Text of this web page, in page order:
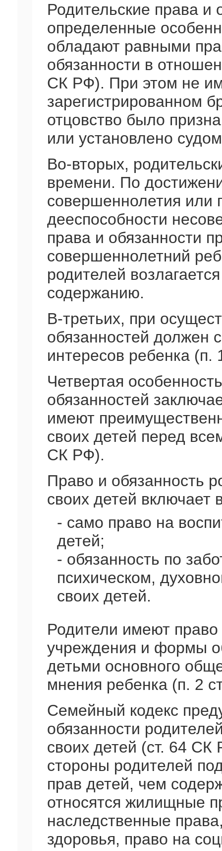
Родительские права и
определенные
обладают равными
обязанности в
СК РФ). При этом не
зарегистрированном
отцовство было
или установлено
Во-вторых,
времени. По
совершеннолетия или
дееспособности
права и обязанности
совершеннолетний
родителей
содержанию.
В-третьих, при
обязанностей должен
интересов ребенка
Четвертая
обязанностей
имеют
своих детей перед
СК РФ).
Право и обязанность
своих детей включает
- само право на
детей;
- обязанность по
психическом,
своих детей.
Родители имеют
учреждения и формы
детьми основного
мнения ребенка (п. 2
Семейный кодекс
обязанности
своих детей (ст. 64
стороны родителей
прав детей, чем
относятся жилищные
наследственные
здоровья, право на